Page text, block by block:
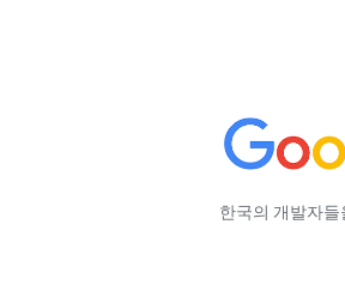
한국의 개발자